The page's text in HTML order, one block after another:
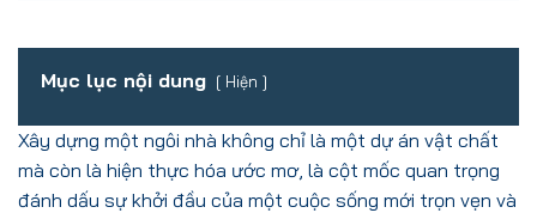
Mục lục nội dung Hiện
Xây dựng một ngôi nhà không chỉ là một dự án vật chất
mà còn là hiện thực hóa ước mơ, là cột mốc quan trọng
đánh dấu sự khởi đầu của một cuộc sống mới trọn vẹn và